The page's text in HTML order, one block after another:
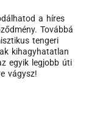
a híres
Továbbá
tengeri
kihagyhatatlan
egyik legjobb úti
vágysz!